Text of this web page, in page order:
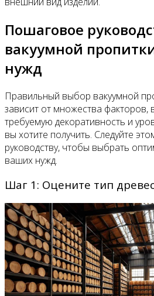
Пошаговое
вакуумной
нужд
Правильный выбор вакуумной
зависит от множества факторов,
требуемую декоративность и
вы хотите получить. Следуйте
руководству, чтобы выбрать
ваших нужд.
Шаг 1: Оцените тип